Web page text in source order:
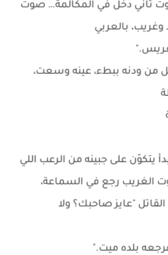
تاني دخل في المكالمة… صوت
وغريب، بالعربي
من ودنه ببطء، عينه وسعت،
يتكوّن على جبينه من الرعب اللي
الغريب رجع في السماعة،
"عايز صاحبك؟ ولا
بلده ميت."